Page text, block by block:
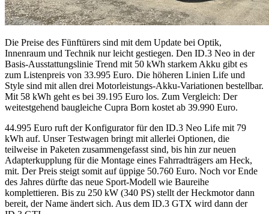
Die Preise des Fünftürers sind mit dem Update bei Optik,
Innenraum und Technik nur leicht gestiegen. Den ID.3 Neo in der
Basis-Ausstattungslinie Trend mit 50 kWh starkem Akku gibt es
zum Listenpreis von 33.995 Euro. Die höheren Linien Life und
Style sind mit allen drei Motorleistungs-Akku-Variationen bestellbar.
Mit 58 kWh geht es bei 39.195 Euro los. Zum Vergleich: Der
weitestgehend baugleiche Cupra Born kostet ab 39.990 Euro.
44.995 Euro ruft der Konfigurator für den ID.3 Neo Life mit 79
kWh auf. Unser Testwagen bringt mit allerlei Optionen, die
teilweise in Paketen zusammengefasst sind, bis hin zur neuen
Adapterkupplung für die Montage eines Fahrradträgers am Heck,
mit. Der Preis steigt somit auf üppige 50.760 Euro. Noch vor Ende
des Jahres dürfte das neue Sport-Modell wie Baureihe
komplettieren. Bis zu 250 kW (340 PS) stellt der Heckmotor dann
bereit, der Name ändert sich. Aus dem ID.3 GTX wird dann der